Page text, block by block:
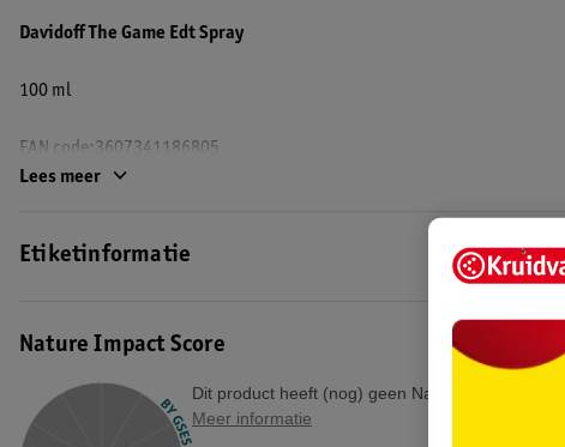
Davidoff The Game Edt Spray
100 ml
EAN code:3607341186805
Lees meer
Etiketinformatie
Nature Impact Score
Dit product heeft (nog) geen Nature Impact Score.
Meer informatie